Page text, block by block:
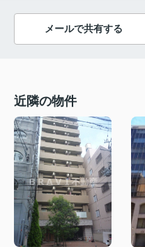
メールで共有する
近隣の物件